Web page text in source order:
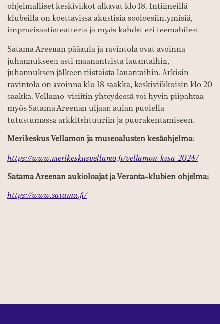
ohjelmalliset keskiviikot alkavat klo 18. Intiimeillä
klubeilla on koettavissa akustisia sooloesiintymisiä,
improvisaatioteatteria ja myös kahdet eri teemabileet.
Satama Areenan pääaula ja ravintola ovat avoinna
juhannukseen asti maanantaista lauantaihin,
juhannuksen jälkeen tiistaista lauantaihin. Arkisin
ravintola on avoinna klo 18 saakka, keskiviikkoisin klo 20
saakka. Vellamo-visiitin yhteydessä voi hyvin piipahtaa
myös Satama Areenan uljaan aulan puolella
tutustumassa arkkitehtuuriin ja puurakentamiseen.
Merikeskus Vellamon ja museoalusten kesäohjelma:
https://www.merikeskusvellamo.fi/vellamon-kesa-2024/
Satama Areenan aukioloajat ja Veranta-klubien ohjelma:
https://www.satama.fi/